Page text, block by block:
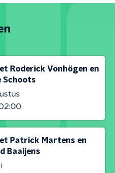
Roderick Vonhögen en
Schoots
Patrick Martens en
Baaijens